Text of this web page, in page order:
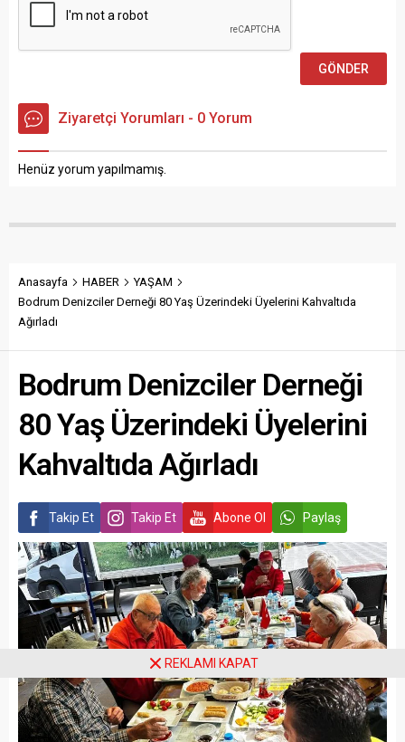
Ziyaretçi Yorumları - 0 Yorum
Henüz yorum yapılmamış.
Anasayfa HABER
YAŞAM
Bodrum Denizciler Derneği 80 Yaş Üzerindeki Üyelerini Kahvaltıda
Ağırladı
Bodrum Denizciler Derneği
80 Yaş Üzerindeki Üyelerini
Kahvaltıda Ağırladı
Takip Et Takip Et Abone Ol Paylaş
REKLAMI KAPAT